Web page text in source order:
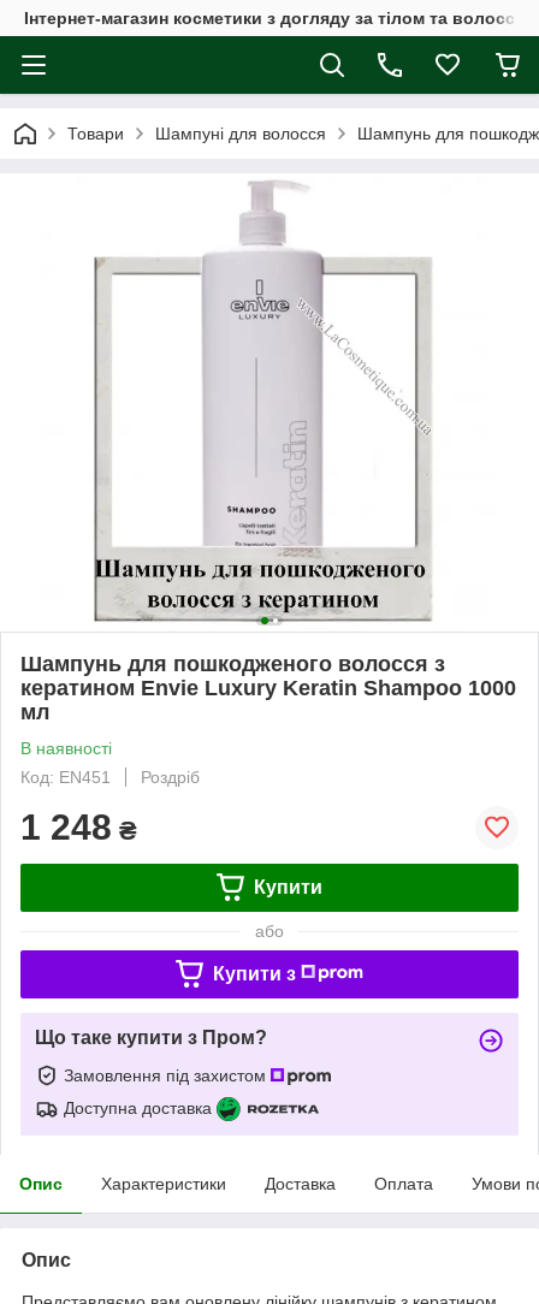
Інтернет-магазин косметики з догляду за тілом та
Товари Шампуні для волосся Шампунь для
Шампунь для пошкодженого волосся з
кератином Envie Luxury Keratin Shampoo 1000
мл
В наявності
Код: EN451
Роздріб
1 248 ₴
Купити
або
Купити з
Що таке купити з Пром?
Замовлення під захистом
Доступна доставка
Опис Характеристики Доставка Оплата Умови
Опис